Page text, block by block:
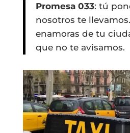
Promesa 033: tú
nosotros te
enamoras de tu
que no te avisamos.